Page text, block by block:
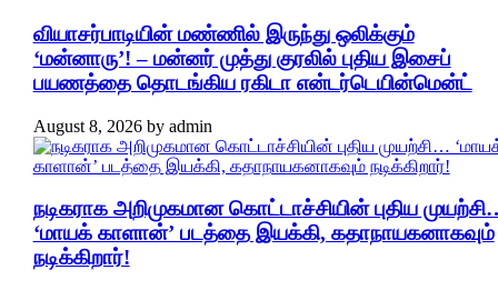
வியாசர்பாடியின் மண்ணில் இருந்து ஒலிக்கும்
‘மன்னாரு’! – மன்னர் முத்து குரலில் புதிய இசைப்
பயணத்தை தொடங்கிய ரகிடா என்டர்டெயின்மென்ட்
August 8, 2026by admin
நடிகராக அறிமுகமான கொட்டாச்சியின் புதிய
‘மாயக் காளான்’ படத்தை இயக்கி, கதாநாயகனாகவும்
நடிக்கிறார்!